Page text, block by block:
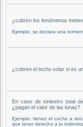
¿cubren los fenómenos
Ejemplo: se declara una
¿cubren el techo solar si es
En caso de siniestro total
¿pagan el valor de las lunas?
Ejemplo: tienes el coche a
que tener derecho a la